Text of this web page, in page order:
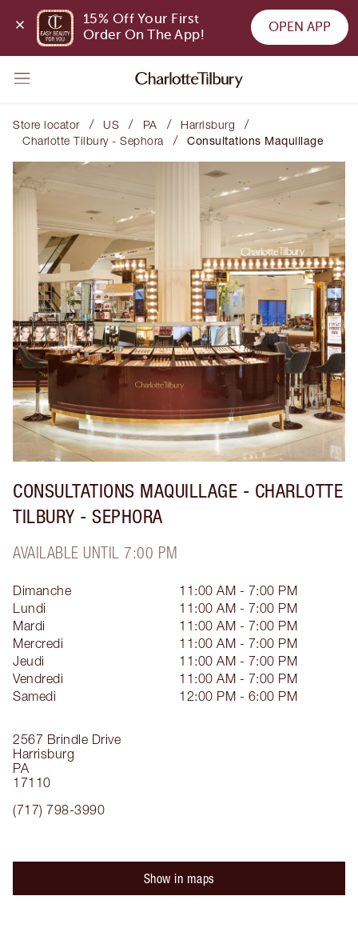
15% Off Your First
Order On The App!
OPEN APP
Store locator / US / PA / Harrisburg /
Charlotte Tilbury - Sephora / Consultations Maquillage
CONSULTATIONS MAQUILLAGE - CHARLOTTE
TILBURY - SEPHORA
AVAILABLE UNTIL 7:00 PM
2567 Brindle Drive
Harrisburg
PA
17110
(717) 798-3990
Dimanche
11:00 AM - 7:00 PM
Lundi
11:00 AM - 7:00 PM
Mardi
11:00 AM - 7:00 PM
Mercredi
11:00 AM - 7:00 PM
Jeudi
11:00 AM - 7:00 PM
Vendredi
11:00 AM - 7:00 PM
Samedi
12:00 PM - 6:00 PM
Show in maps